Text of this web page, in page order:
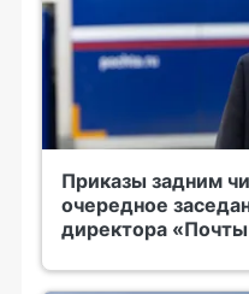
Приказы задним
очередное
директора